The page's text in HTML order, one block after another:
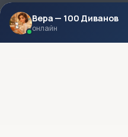
Выбор ткани для мебели без
визита в магазин
МЫ В СОЦСЕТЯХ
Вера — 100 Диванов
онлайн